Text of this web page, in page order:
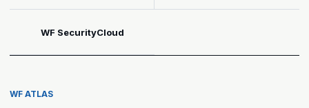
WF SecurityCloud
WF ATLAS